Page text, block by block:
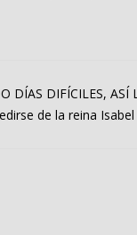
DÍAS DIFÍCILES, ASÍ
de la reina Isabel